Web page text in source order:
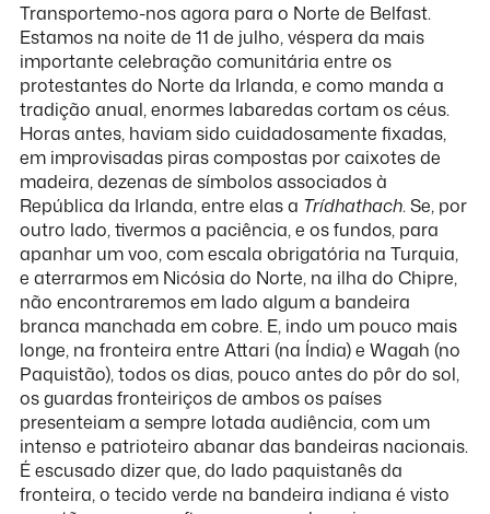
Transportemo-nos agora para o Norte de Belfast.
Estamos na noite de 11 de julho, véspera da mais
importante celebração comunitária entre os
protestantes do Norte da Irlanda, e como manda a
tradição anual, enormes labaredas cortam os céus.
Horas antes, haviam sido cuidadosamente fixadas,
em improvisadas piras compostas por caixotes de
madeira, dezenas de símbolos associados à
República da Irlanda, entre elas a Trídhathach. Se, por
outro lado, tivermos a paciência, e os fundos, para
apanhar um voo, com escala obrigatória na Turquia,
e aterrarmos em Nicósia do Norte, na ilha do Chipre,
não encontraremos em lado algum a bandeira
branca manchada em cobre. E, indo um pouco mais
longe, na fronteira entre Attari (na Índia) e Wagah (no
Paquistão), todos os dias, pouco antes do pôr do sol,
os guardas fronteiriços de ambos os países
presenteiam a sempre lotada audiência, com um
intenso e patrioteiro abanar das bandeiras nacionais.
É escusado dizer que, do lado paquistanês da
fronteira, o tecido verde na bandeira indiana é visto